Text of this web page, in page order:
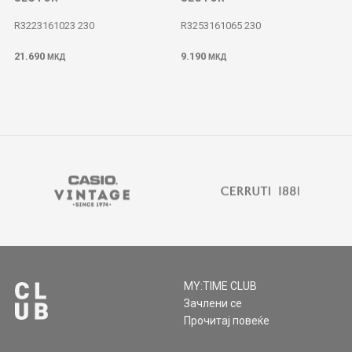
R3223161023 230
21.690 МКД
R3253161065 230
9.190 МКД
MY:TIME CLUB
Зачлени се
Прочитај повеќе